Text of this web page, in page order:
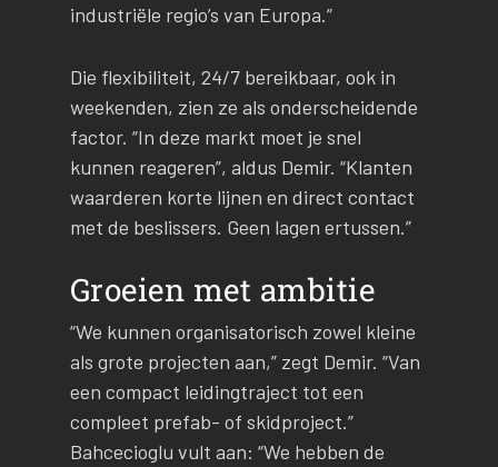
industriële regio’s van Europa.”
Die flexibiliteit, 24/7 bereikbaar, ook in
weekenden, zien ze als onderscheidende
factor. “In deze markt moet je snel
kunnen reageren”, aldus Demir. “Klanten
waarderen korte lijnen en direct contact
met de beslissers. Geen lagen ertussen.”
Groeien met ambitie
“We kunnen organisatorisch zowel kleine
als grote projecten aan,” zegt Demir. “Van
een compact leidingtraject tot een
compleet prefab- of skidproject.”
Bahcecioglu vult aan: “We hebben de